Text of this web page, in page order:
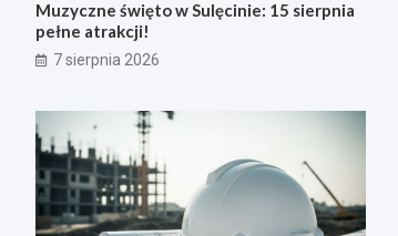
Muzyczne święto w Sulęcinie: 15 sierpnia
pełne atrakcji!
7 sierpnia 2026